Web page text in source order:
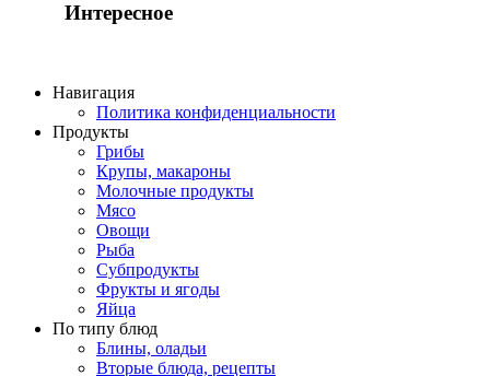
Интересное
Навигация
Политика конфиденциальности
Продукты
Грибы
Крупы, макароны
Молочные продукты
Мясо
Овощи
Рыба
Субпродукты
Фрукты и ягоды
Яйца
По типу блюд
Блины, оладьи
Вторые блюда, рецепты